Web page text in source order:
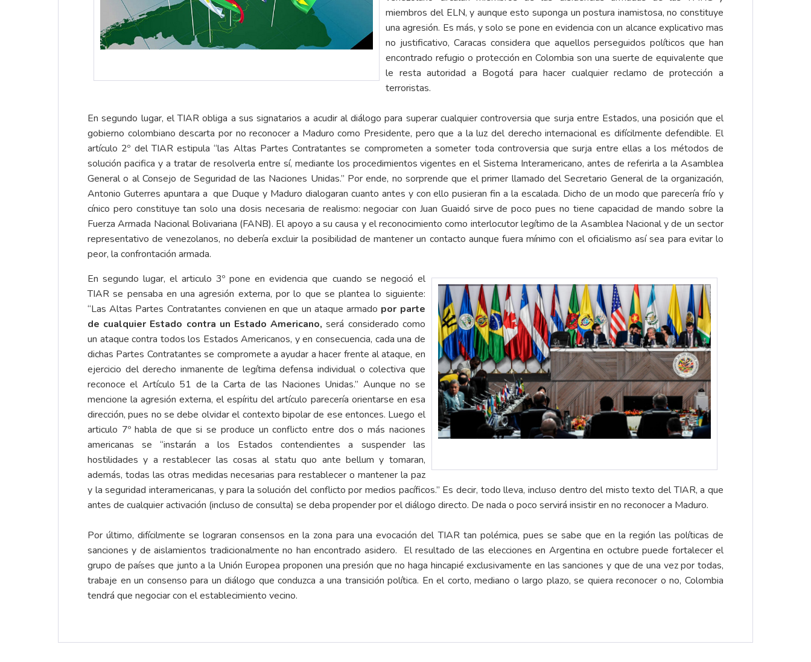
miembros del ELN, y aunque esto suponga un postura inamistosa, no constituye
una agresión. Es más, y solo se pone en evidencia con un alcance explicativo mas
no justificativo, Caracas considera que aquellos perseguidos políticos que han
encontrado refugio o protección en Colombia son una suerte de equivalente que
le resta autoridad a Bogotá para hacer cualquier reclamo de protección a
terroristas.
En segundo lugar, el TIAR obliga a sus signatarios a acudir al diálogo para superar cualquier controversia que surja entre Estados, una posición que el
gobierno colombiano descarta por no reconocer a Maduro como Presidente, pero que a la luz del derecho internacional es difícilmente defendible. El
artículo 2º del TIAR estipula “las Altas Partes Contratantes se comprometen a someter toda controversia que surja entre ellas a los métodos de
solución pacifica y a tratar de resolverla entre sí, mediante los procedimientos vigentes en el Sistema Interamericano, antes de referirla a la Asamblea
General o al Consejo de Seguridad de las Naciones Unidas.” Por ende, no sorprende que el primer llamado del Secretario General de la organización,
Antonio Guterres apuntara a que Duque y Maduro dialogaran cuanto antes y con ello pusieran fin a la escalada. Dicho de un modo que parecería frío y
cínico pero constituye tan solo una dosis necesaria de realismo: negociar con Juan Guaidó sirve de poco pues no tiene capacidad de mando sobre la
Fuerza Armada Nacional Bolivariana (FANB). El apoyo a su causa y el reconocimiento como interlocutor legítimo de la Asamblea Nacional y de un sector
representativo de venezolanos, no debería excluir la posibilidad de mantener un contacto aunque fuera mínimo con el oficialismo así sea para evitar lo
peor, la confrontación armada.
En segundo lugar, el articulo 3º pone en evidencia que cuando se negoció el
TIAR se pensaba en una agresión externa, por lo que se plantea lo siguiente:
“Las Altas Partes Contratantes convienen en que un ataque armado por parte
de cualquier Estado contra un Estado Americano, será considerado como
un ataque contra todos los Estados Americanos, y en consecuencia, cada una de
dichas Partes Contratantes se compromete a ayudar a hacer frente al ataque, en
ejercicio del derecho inmanente de legítima defensa individual o colectiva que
reconoce el Artículo 51 de la Carta de las Naciones Unidas.” Aunque no se
mencione la agresión externa, el espíritu del artículo parecería orientarse en esa
dirección, pues no se debe olvidar el contexto bipolar de ese entonces. Luego el
articulo 7º habla de que si se produce un conflicto entre dos o más naciones
americanas se “instarán a los Estados contendientes a suspender las
hostilidades y a restablecer las cosas al statu quo ante bellum y tomaran,
además, todas las otras medidas necesarias para restablecer o mantener la paz
y la seguridad interamericanas, y para la solución del conflicto por medios pacíficos.” Es decir, todo lleva, incluso dentro del misto texto del TIAR, a que
antes de cualquier activación (incluso de consulta) se deba propender por el diálogo directo. De nada o poco servirá insistir en no reconocer a Maduro.
Por último, difícilmente se lograran consensos en la zona para una evocación del TIAR tan polémica, pues se sabe que en la región las políticas de
sanciones y de aislamientos tradicionalmente no han encontrado asidero. El resultado de las elecciones en Argentina en octubre puede fortalecer el
grupo de países que junto a la Unión Europea proponen una presión que no haga hincapié exclusivamente en las sanciones y que de una vez por todas,
trabaje en un consenso para un diálogo que conduzca a una transición política. En el corto, mediano o largo plazo, se quiera reconocer o no, Colombia
tendrá que negociar con el establecimiento vecino.